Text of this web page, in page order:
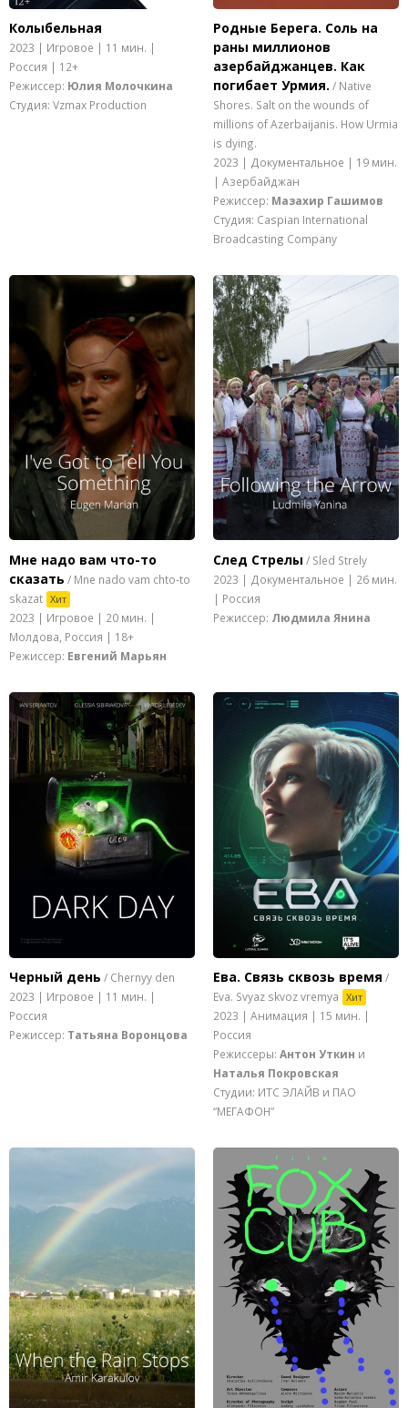
Колыбельная
2023 | Игровое | 11 мин. |
Россия | 12+
Режиссер: Юлия Молочкина
Студия: Vzmax Production
Родные Берега. Cоль на
раны миллионов
азербайджанцев. Как
погибает Урмия. / Native
Shores. Salt on the wounds of
millions of Azerbaijanis. How Urmia
is dying.
2023 | Документальное | 19 мин.
| Азербайджан
Режиссер: Мазахир Гашимов
Студия: Caspian International
Broadcasting Company
Мне надо вам что-то
сказать / Mne nado vam chto-to
skazat Хит
2023 | Игровое | 20 мин. |
Молдова, Россия | 18+
Режиссер: Евгений Марьян
След Стрелы / Sled Strely
2023 | Документальное | 26 мин.
| Россия
Режиссер: Людмила Янина
Черный день / Chernyy den
2023 | Игровое | 11 мин. |
Россия
Режиссер: Татьяна Воронцова
Ева. Связь сквозь время /
Eva. Svyaz skvoz vremya Хит
2023 | Анимация | 15 мин. |
Россия
Режиссеры: Антон Уткин и
Наталья Покровская
Студии: ИТС ЭЛАЙВ и ПАО
“МЕГАФОН”